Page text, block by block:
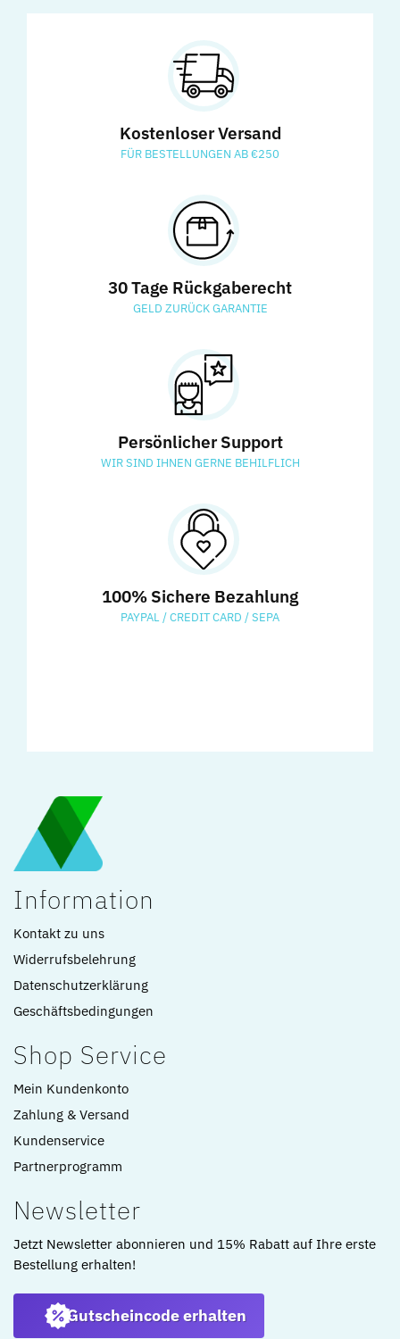
Kostenloser Versand
FÜR BESTELLUNGEN AB €250
30 Tage Rückgaberecht
GELD ZURÜCK GARANTIE
Persönlicher Support
WIR SIND IHNEN GERNE BEHILFLICH
100% Sichere Bezahlung
PAYPAL / CREDIT CARD / SEPA
Information
Kontakt zu uns
Widerrufsbelehrung
Datenschutzerklärung
Geschäftsbedingungen
Shop Service
Mein Kundenkonto
Zahlung & Versand
Kundenservice
Partnerprogramm
Newsletter
Jetzt Newsletter abonnieren und 15% Rabatt auf Ihre erste
Bestellung erhalten!
Gutscheincode erhalten